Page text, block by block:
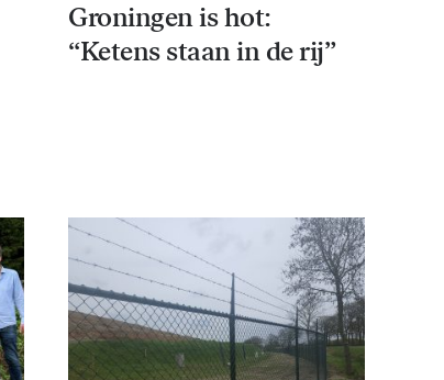
Groningen is hot:
“Ketens staan in de rij”